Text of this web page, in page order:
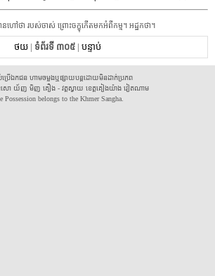
ន​ហៅថា​ ​របស់​ចាស់​ ​ព្រោះ​ចក្ខុ​កើតមក​អំពី​កម្ម​។​ ​អដ្ឋកថា​។​
ថយ | ទំព័រទី ៣០៥ | បន្ទាប់
ប្រើឯកជន ហាមចម្លងឬផ្សាយបន្តដោយមិនដាក់ប្រភព
ោ យ័ញ មិញ គឿង - វត្តស្វាយ ខេត្តគៀងយ៉ាង វៀតណាម
Possession belongs to the Khmer Sangha.